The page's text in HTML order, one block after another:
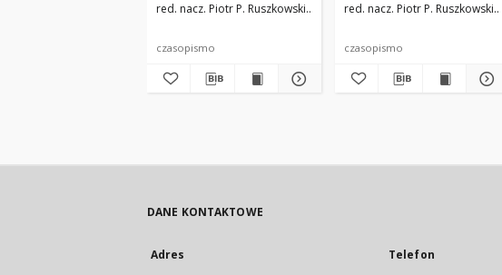
red. nacz. Piotr P. Ruszkowski zespół redakcyjny
czasopismo
red. nacz. Piotr P. Ruszkowski
czasopismo
DANE KONTAKTOWE
Adres Telefon